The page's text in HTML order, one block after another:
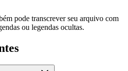
pode transcrever seu arquivo com
ou legendas ocultas.